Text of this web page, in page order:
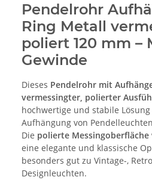
Pendelrohr
Ring Metall
poliert 120 mm –
Gewinde
Dieses Pendelrohr mit
vermessingter, polierter
hochwertige und stabile
Aufhängung von
Die polierte Messingoberfläche
eine elegante und klassische
besonders gut zu Vintage-,
Designleuchten.